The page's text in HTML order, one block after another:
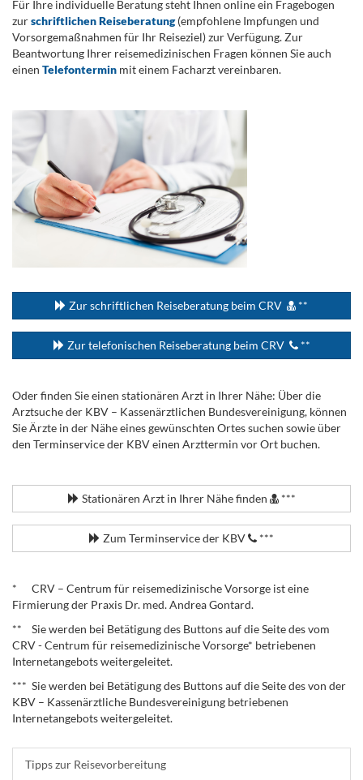
Für Ihre individuelle Beratung steht Ihnen online ein Fragebogen
zurschriftlichen Reiseberatung(empfohlene Impfungen und
Vorsorgemaßnahmen für Ihr Reiseziel) zur Verfügung. Zur
Beantwortung Ihrer reisemedizinischen Fragen können Sie auch
einen Telefontermin mit einem Facharzt vereinbaren.
Zur schriftlichen Reiseberatung beim CRV **
Zur telefonischen Reiseberatung beim CRV **
Oder finden Sie einen stationären Arzt in Ihrer Nähe: Über die
Arztsuche der KBV – Kassenärztlichen Bundesvereinigung, können
Sie Ärzte in der Nähe eines gewünschten Ortes suchen sowie über
den Terminservice der KBV einen Arzttermin vor Ort buchen.
Stationären Arzt in Ihrer Nähe finden ***
Zum Terminservice der KBV ***
* CRV – Centrum für reisemedizinische Vorsorge ist eine
Firmierung der Praxis Dr. med. Andrea Gontard.
** Sie werden bei Betätigung des Buttons auf die Seite des vom
CRV - Centrum für reisemedizinische Vorsorge* betriebenen
Internetangebots weitergeleitet.
*** Sie werden bei Betätigung des Buttons auf die Seite des von der
KBV – Kassenärztliche Bundesvereinigung betriebenen
Internetangebots weitergeleitet.
Tipps zur Reisevorbereitung